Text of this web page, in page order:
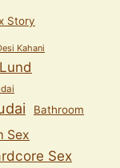
Story
Kahani
Bathroom
Sex
Sex